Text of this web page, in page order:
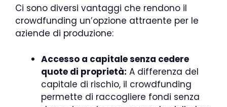
Ci sono diversi vantaggi che rendono il
crowdfunding un’opzione attraente per le
aziende di produzione:
Accesso a capitale senza cedere
quote di proprietà: A differenza del
capitale di rischio, il crowdfunding
permette di raccogliere fondi senza